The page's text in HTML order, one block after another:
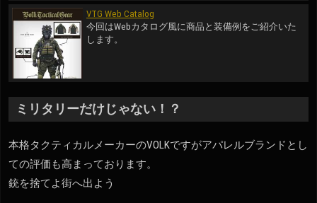
VTG Web Catalog
今回はWebカタログ風に商品と装備例をご紹介いた
します。
ミリタリーだけじゃない！？
本格タクティカルメーカーのVOLKですがアパレルブランドとし
ての評価も高まっております。
銃を捨てよ街へ出よう